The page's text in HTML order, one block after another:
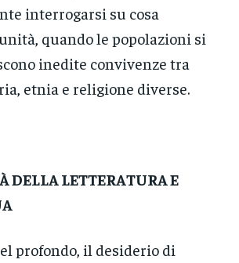
interrogarsi su cosa
quando le popolazioni si
inedite convivenze tra
etnia e religione diverse.
DELLA LETTERATURA E
profondo, il desiderio di